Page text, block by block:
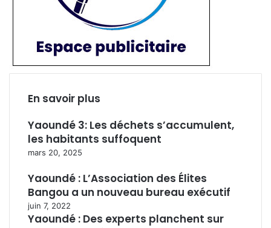
En savoir plus
Yaoundé 3: Les déchets s’accumulent,
les habitants suffoquent
mars 20, 2025
Yaoundé : L’Association des Élites
Bangou a un nouveau bureau exécutif
juin 7, 2022
Yaoundé : Des experts planchent sur